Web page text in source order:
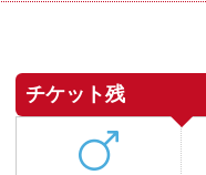
チケット残